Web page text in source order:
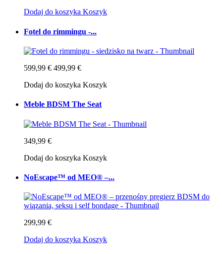
Dodaj do koszyka Koszyk
Fotel do rimmingu -...
599,99 € 499,99 €
Dodaj do koszyka Koszyk
Meble BDSM The Seat
349,99 €
Dodaj do koszyka Koszyk
NoEscape™ od MEO® –...
299,99 €
Dodaj do koszyka Koszyk